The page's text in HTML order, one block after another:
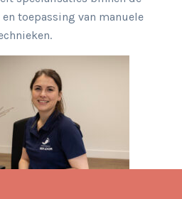
toepassing van manuele